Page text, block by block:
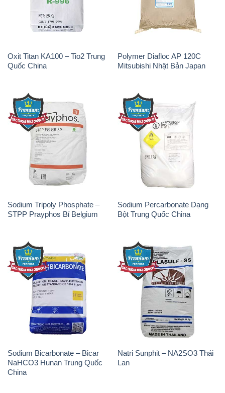
Oxit Titan KA100 – Tio2 Trung
Quốc China
Polymer Diafloc AP 120C
Mitsubishi Nhật Bản Japan
Sodium Tripoly Phosphate –
STPP Prayphos Bỉ Belgium
Sodium Percarbonate Dạng
Bột Trung Quốc China
Sodium Bicarbonate – Bicar
NaHCO3 Hunan Trung Quốc
China
Natri Sunphit – NA2SO3 Thái
Lan